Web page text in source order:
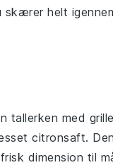
helt
tallerken med
citronsaft.
dimension til